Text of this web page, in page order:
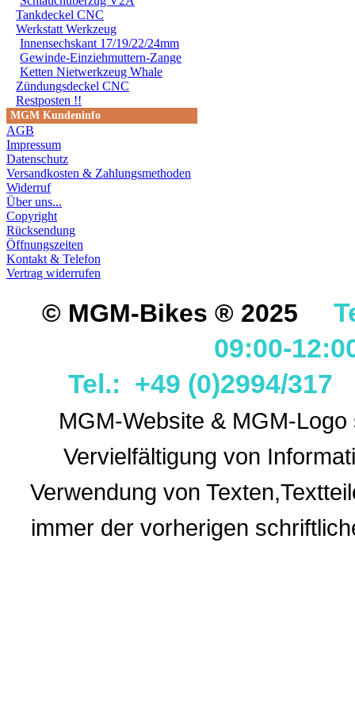
Tankdeckel CNC
Werkstatt Werkzeug
Innensechskant 17/19/22/24mm
Gewinde-Einziehmuttern-Zange
Ketten Nietwerkzeug Whale
Zündungsdeckel CNC
Restposten !!
MGM Kundeninfo
AGB
Impressum
Datenschutz
Versandkosten & Zahlungsmethoden
Widerruf
Über uns...
Copyright
Rücksendung
Öffnungszeiten
Kontakt & Telefon
Vertrag widerrufen
© MGM-Bikes ® 2025
09:00-
Tel.: +49 (0)2994/
MGM-Website & MGM-
Vervielfältigung von
Verwendung von
immer der vorherigen